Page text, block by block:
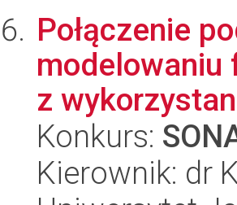
Połączenie
modelowaniu
z
Konkurs:
Kierownik: dr